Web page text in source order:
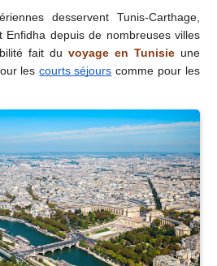
desservent Tunis-Carthage,
Enfidha depuis de nombreuses villes
fait du voyage en Tunisie une
les courts séjours comme pour les